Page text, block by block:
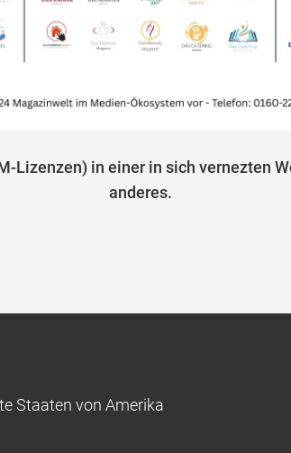
Lizenzen) in einer in sich vernezten
anderes.
Staaten von Amerika